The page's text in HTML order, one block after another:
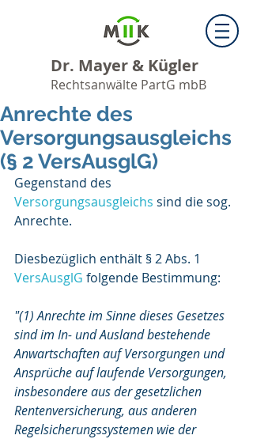
Dr. Mayer & Kügler
Rechtsanwälte PartG mbB
Anrechte des
Versorgungsausgleichs
(§ 2 VersAusglG)
Gegenstand des
Versorgungsausgleichs sind die sog.
Anrechte.
Diesbezüglich enthält § 2 Abs. 1
VersAusglG folgende Bestimmung:
"(1) Anrechte im Sinne dieses Gesetzes
sind im In- und Ausland bestehende
Anwartschaften auf Versorgungen und
Ansprüche auf laufende Versorgungen,
insbesondere aus der gesetzlichen
Rentenversicherung, aus anderen
Regelsicherungssystemen wie der